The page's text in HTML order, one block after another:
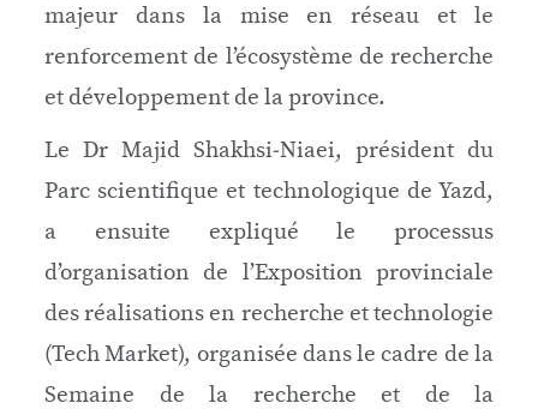
majeur dans la mise en réseau et le
renforcement de l’écosystème de recherche
et développement de la province.
Le Dr Majid Shakhsi‑Niaei, président du
Parc scientifique et technologique de Yazd,
a ensuite expliqué le processus
d’organisation de l’Exposition provinciale
des réalisations en recherche et technologie
(Tech Market), organisée dans le cadre de la
Semaine de la recherche et de la